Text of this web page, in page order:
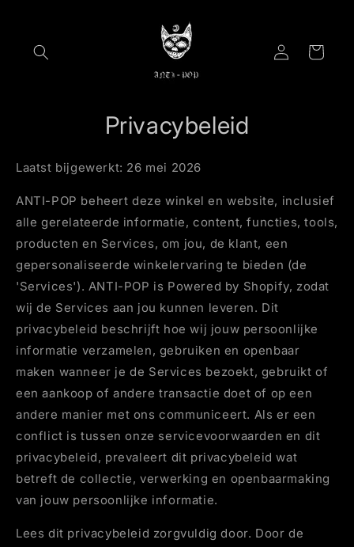
Inloggen
Winkelwagen
Privacybeleid
Laatst bijgewerkt: 26 mei 2026
ANTI-POP beheert deze winkel en website, inclusief
alle gerelateerde informatie, content, functies, tools,
producten en Services, om jou, de klant, een
gepersonaliseerde winkelervaring te bieden (de
'Services'). ANTI-POP is Powered by Shopify, zodat
wij de Services aan jou kunnen leveren. Dit
privacybeleid beschrijft hoe wij jouw persoonlijke
informatie verzamelen, gebruiken en openbaar
maken wanneer je de Services bezoekt, gebruikt of
een aankoop of andere transactie doet of op een
andere manier met ons communiceert. Als er een
conflict is tussen onze servicevoorwaarden en dit
privacybeleid, prevaleert dit privacybeleid wat
betreft de collectie, verwerking en openbaarmaking
van jouw persoonlijke informatie.
Lees dit privacybeleid zorgvuldig door. Door de